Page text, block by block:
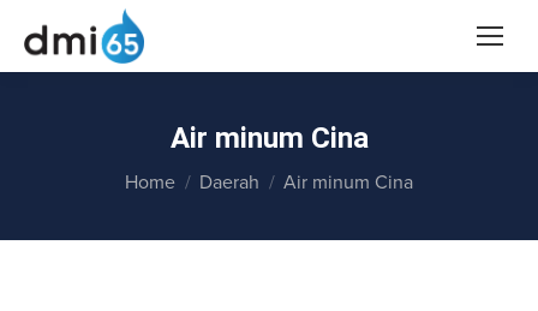
Air minum Cina
You are here:
Home Daerah Air minum Cina